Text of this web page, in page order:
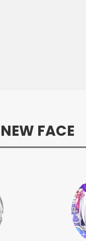
NEW FACE